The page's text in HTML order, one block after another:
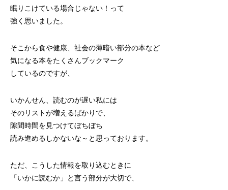
眠りこけている場合じゃない！って
強く思いました。
そこから食や健康、社会の薄暗い部分の本など
気になる本をたくさんブックマーク
しているのですが、
いかんせん、読むのが遅い私には
そのリストが増えるばかりで、
隙間時間を見つけてぼちぼち
読み進めるしかないな～と思っております。
ただ、こうした情報を取り込むときに
「いかに読むか」と言う部分が大切で、